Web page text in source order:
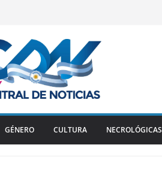
GÉNERO CULTURA NECROLÓGICAS